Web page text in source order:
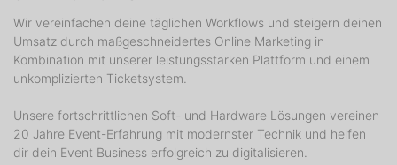
Wir vereinfachen deine täglichen Workflows und steigern deinen
Umsatz durch maßgeschneidertes Online Marketing in
Kombination mit unserer leistungsstarken Plattform und einem
unkomplizierten Ticketsystem.
Unsere fortschrittlichen Soft- und Hardware Lösungen vereinen
20 Jahre Event-Erfahrung mit modernster Technik und helfen
dir dein Event Business erfolgreich zu digitalisieren.